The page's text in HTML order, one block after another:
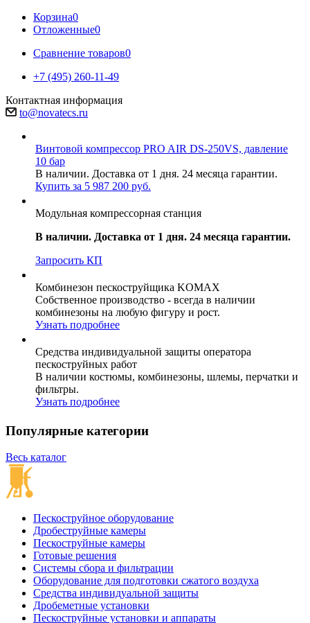
Корзина0
Отложенные0
Сравнение товаров0
+7 (495) 260-11-49
Контактная информация
to@novatecs.ru
Винтовой компрессор PRO AIR DS-250VS, давление
10 бар
В наличии. Доставка от 1 дня. 24 месяца гарантии.
Купить за 5 987 200 руб.
Модульная компрессорная станция
В наличии. Доставка от 1 дня. 24 месяца гарантии.
Запросить КП
Комбинезон пескоструйщика KOMAX
Собственное производство - всегда в наличии
комбинезоны на любую фигуру и рост.
Узнать подробнее
Средства индивидуальной защиты оператора
пескоструйных работ
В наличии костюмы, комбинезоны, шлемы, перчатки и
фильтры.
Узнать подробнее
Популярные категории
Весь каталог
Пескоструйное оборудование
Дробеструйные камеры
Пескоструйные камеры
Готовые решения
Системы сбора и фильтрации
Оборудование для подготовки сжатого воздуха
Средства индивидуальной защиты
Дробеметные установки
Пескоструйные установки и аппараты